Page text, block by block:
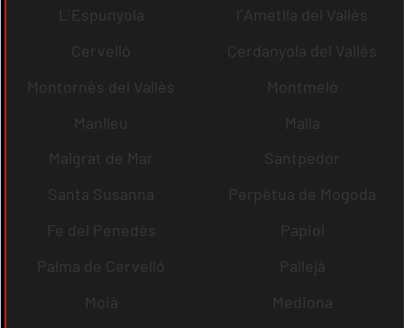
L´Espunyola
l´Ametlla del Vallès
Cervelló
Cerdanyola del Vallès
Montornès del Vallès
Montmeló
Manlleu
Malla
Malgrat de Mar
Santpedor
Santa Susanna
Perpètua de Mogoda
Fe del Penedès
Papiol
Palma de Cervelló
Pallejà
Moià
Mediona